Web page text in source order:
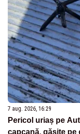
7 aug. 2026, 16:29
Pericol uriaș pe
capcană, găsite pe